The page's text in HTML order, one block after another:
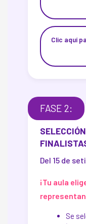
Clic aquí
FASE 2:
Del 15 de
¡Tu aula
Se